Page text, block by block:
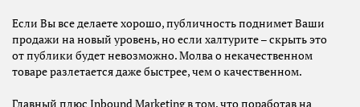
Если Вы все делаете хорошо, публичность поднимет Ваши
продажи на новый уровень, но если халтурите – скрыть это
от публики будет невозможно. Молва о некачественном
товаре разлетается даже быстрее, чем о качественном.
Главный плюс Inbound Marketing в том, что поработав на